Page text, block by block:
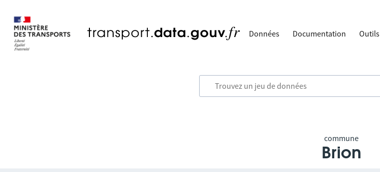
Données Documentation Outils
commune
Brion